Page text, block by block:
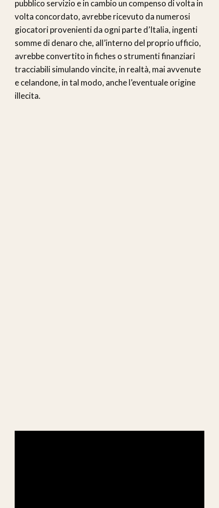
pubblico servizio e in cambio un compenso di volta in
volta concordato, avrebbe ricevuto da numerosi
giocatori provenienti da ogni parte d’Italia, ingenti
somme di denaro che, all’interno del proprio ufficio,
avrebbe convertito in fiches o strumenti finanziari
tracciabili simulando vincite, in realtà, mai avvenute
e celandone, in tal modo, anche l’eventuale origine
illecita.